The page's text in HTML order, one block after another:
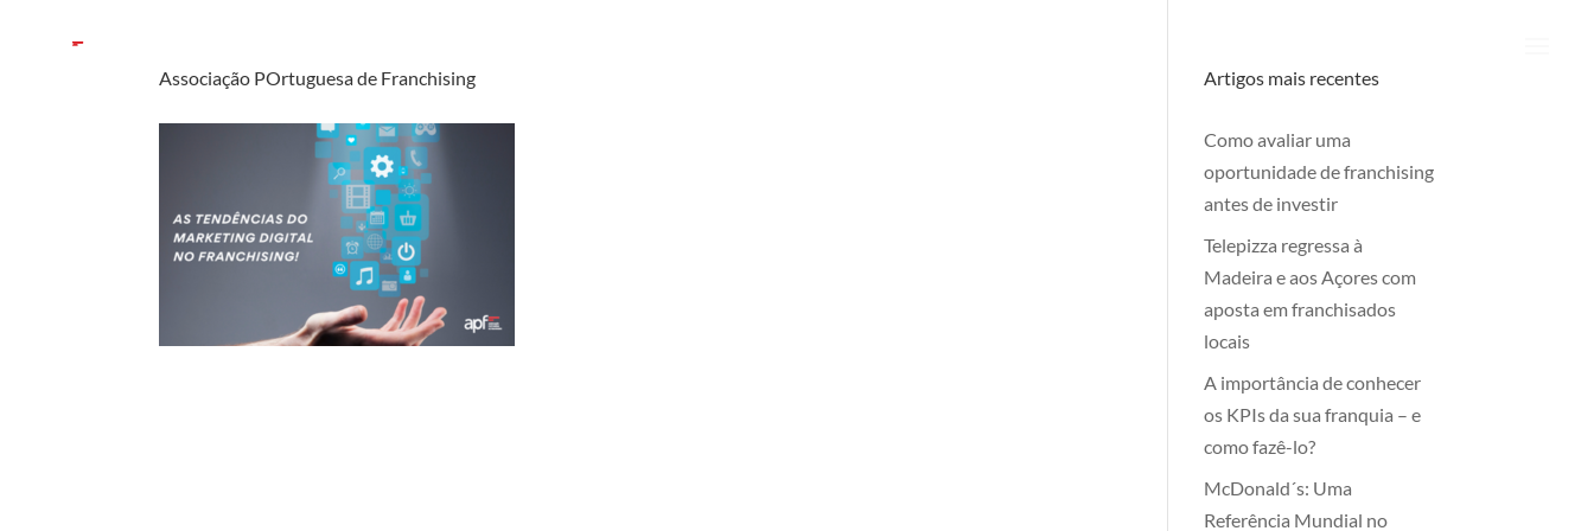
Associação POrtuguesa de Franchising Artigos mais recentes
Como avaliar uma
oportunidade de franchising
antes de investir
Telepizza regressa à
Madeira e aos Açores com
aposta em franchisados
locais
A importância de conhecer
os KPIs da sua franquia – e
como fazê-lo?
McDonald´s: Uma
Referência Mundial no